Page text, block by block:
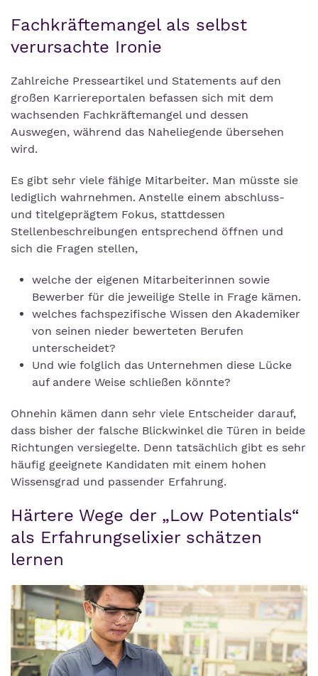
Fachkräftemangel als selbst
verursachte Ironie
Zahlreiche Presseartikel und Statements auf den
großen Karriereportalen befassen sich mit dem
wachsenden Fachkräftemangel und dessen
Auswegen, während das Naheliegende übersehen
wird.
Es gibt sehr viele fähige Mitarbeiter. Man müsste sie
lediglich wahrnehmen. Anstelle einem abschluss-
und titelgeprägtem Fokus, stattdessen
Stellenbeschreibungen entsprechend öffnen und
sich die Fragen stellen,
welche der eigenen Mitarbeiterinnen sowie
Bewerber für die jeweilige Stelle in Frage kämen.
welches fachspezifische Wissen den Akademiker
von seinen nieder bewerteten Berufen
unterscheidet?
Und wie folglich das Unternehmen diese Lücke
auf andere Weise schließen könnte?
Ohnehin kämen dann sehr viele Entscheider darauf,
dass bisher der falsche Blickwinkel die Türen in beide
Richtungen versiegelte. Denn tatsächlich gibt es sehr
häufig geeignete Kandidaten mit einem hohen
Wissensgrad und passender Erfahrung.
Härtere Wege der „Low Potentials“
als Erfahrungselixier schätzen
lernen